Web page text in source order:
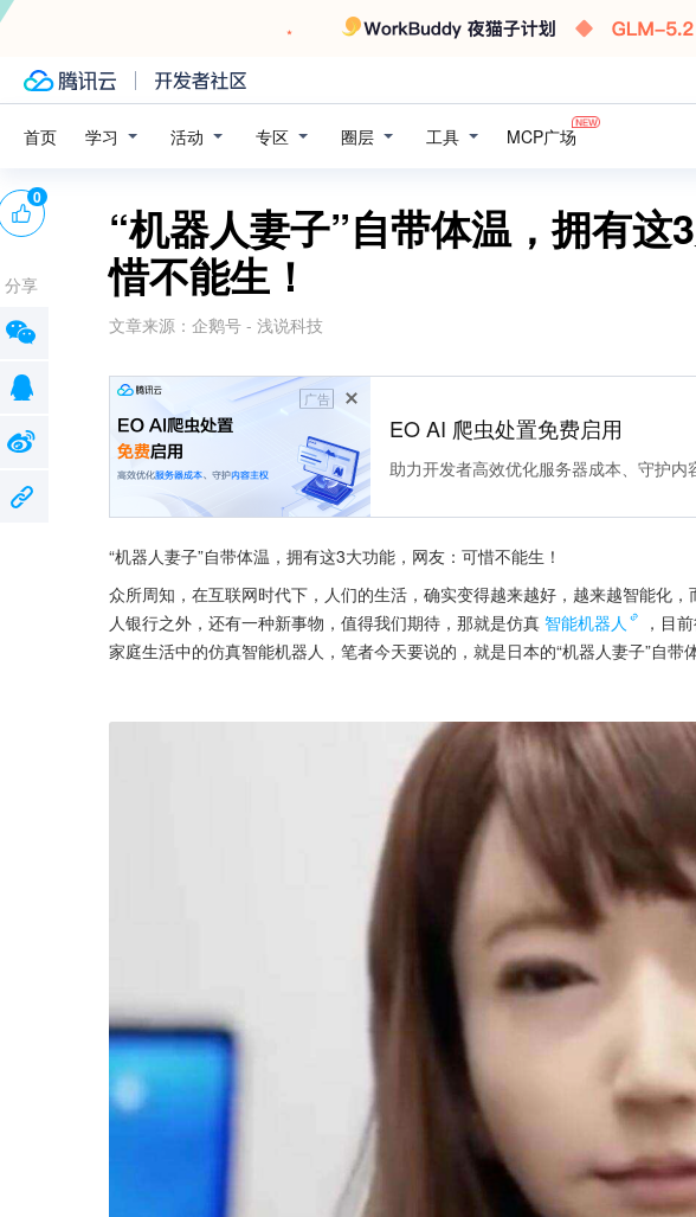
首页 学习 活动 专区 圈层 工具 MCP广场
“机器人妻子”自带体温，拥有这
惜不能生！
文章来源： 企鹅号 - 浅说科技
广告
EO AI 爬虫处置免费启用
助力开发者高效优化服务器成本、守护内
“机器人妻子”自带体温，拥有这3大功能，网友：可惜不能生！
众所周知，在互联网时代下，人们的生活，确实变得越来越好，越来越智能化
人银行之外，还有一种新事物，值得我们期待，那就是仿真 智能机器人
，目
家庭生活中的仿真智能机器人，笔者今天要说的，就是日本的“机器人妻子”自带
0
分享